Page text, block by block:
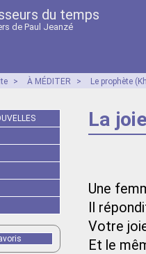
du temps
de Paul Jeanzé
> À MÉDITER > Le prophète
La
Une
Il
Votre
Et le